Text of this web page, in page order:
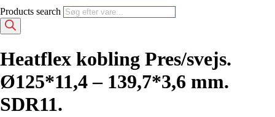
Products search
Heatflex kobling Pres/svejs.
Ø125*11,4 – 139,7*3,6 mm.
SDR11.